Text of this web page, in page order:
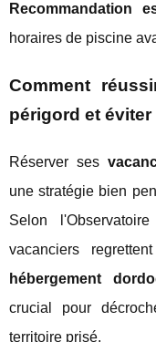
Recommandation
horaires de piscine
Comment
périgord et
Réserver ses
une stratégie bien
Selon
vacanciers
hébergement
crucial pour
territoire prisé.